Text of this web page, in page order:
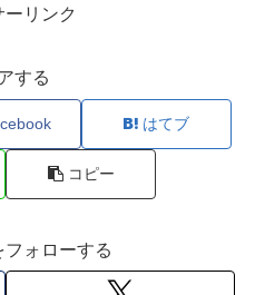
ーリンク
する
はてブ
コピー
フォローする